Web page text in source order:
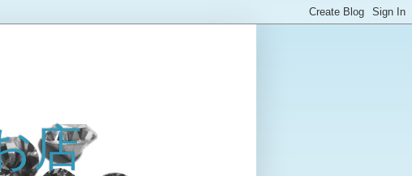
店